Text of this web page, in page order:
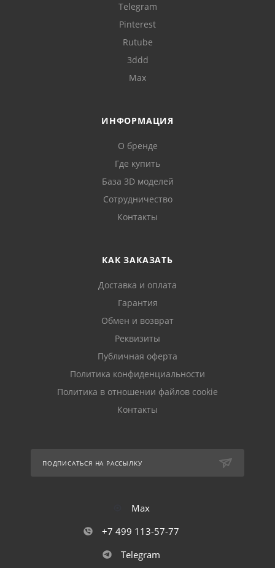
Telegram
Pinterest
Rutube
3ddd
Max
ИНФОРМАЦИЯ
О бренде
Где купить
База 3D моделей
Сотрудничество
Контакты
КАК ЗАКАЗАТЬ
Доставка и оплата
Гарантия
Обмен и возврат
Реквизиты
Публичная оферта
Политика конфиденциальности
Политика в отношении файлов cookie
Контакты
ПОДПИСАТЬСЯ НА РАССЫЛКУ
Max
+7 499 113-57-77
Telegram